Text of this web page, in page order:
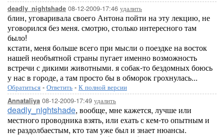
deadly_nightshade 08-12-2009-17:46 удалить
блин, уговаривала своего Антона пойти на эту лекцию, не
уговорился без меня. смотрю, столько интересного там
было!
кстати, меня больше всего при мысли о поездке на восток
нашей необъятной страны пугает именно возможность
встречи с дикими животными. я собак-то бездомных боюсь
у нас в городе, а там просто бы в обморок грохнулась...
Обратиться - Ответить - К полной версии
Annataliya 08-12-2009-17:49 удалить
deadly_nightshade, вообще, мне кажется, лучше или
местного проводника взять, или ехать с кем-то опытным и
не раздолбаестым, кто там уже был и знает нюансы.